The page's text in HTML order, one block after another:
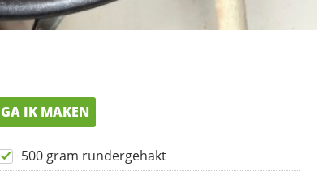
GA IK MAKEN
500 gram rundergehakt